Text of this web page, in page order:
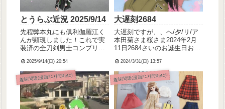
とうらぶ近況 2025/9/14
先程弊本丸にも倶利伽羅江く
んが顕現しました！これで実
装済の全刀剣男士コンプリー
のですが、残念ながら弊本丸
にはまだ孫六兼元さんがいら
っしゃらないのでした……。
また入手機会があればいいな
ぁ。そして今回の里の周回に
より、...
2025/9/14(日) 20:54
大遅刻2684
大遅刻ですが、、へ/夕/リ/ア
本田菊さま桜さま2024年2月
11日2684さいのお誕生日おめ
でこれ毎回言ってる気がする
んですけどわたしは、ただこ
の国とへ/夕/リ/アの日/本とい
うキャラクターがすきという
だけで右～と...
2024/3/31(日) 13:57
趣味関連(漫画ｱﾆﾒ排球etc) 趣味関連(漫画ｱﾆﾒ排球etc)